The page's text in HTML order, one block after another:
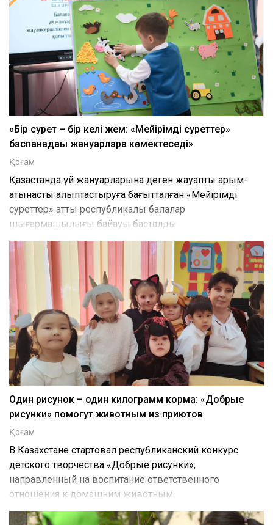
«Бір сурет – бір келі жем: «Мейірімді суреттер»
баспанадағы жануарларға көмектеседі»
Қоғам
Қазақстанда үй жануарларына деген жауапты қарым-
қатынасты қалыптастыруға бағытталған «Мейірімді
суреттер» атты республикалық балалар
шығармашылығы байқауы басталды
Один рисунок – один килограмм корма: «Добрые
рисунки» помогут животным из приютов
Қоғам
В Казахстане стартовал республиканский конкурс
детского творчества «Добрые рисунки»,
направленный на воспитание ответственного
отношения к домашним животным.